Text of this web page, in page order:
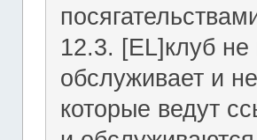
12.3. [EL]клуб не
обслуживает и
которые ведут